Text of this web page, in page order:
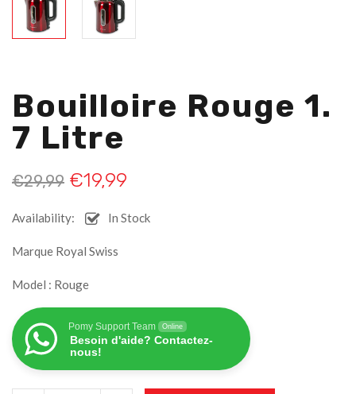
Bouilloire Rouge 1.
7 Litre
€29,99 €19,99
Availability: In Stock
Marque Royal Swiss
Model : Rouge
Pomy Support Team Online
Besoin d'aide? Contactez-
nous!